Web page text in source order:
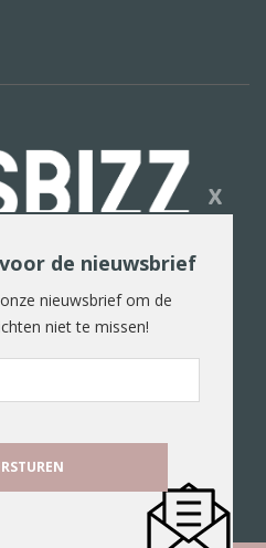
in woord en beeld
X
de nieuwsbrief
nieuwsbrief om de
niet te missen!